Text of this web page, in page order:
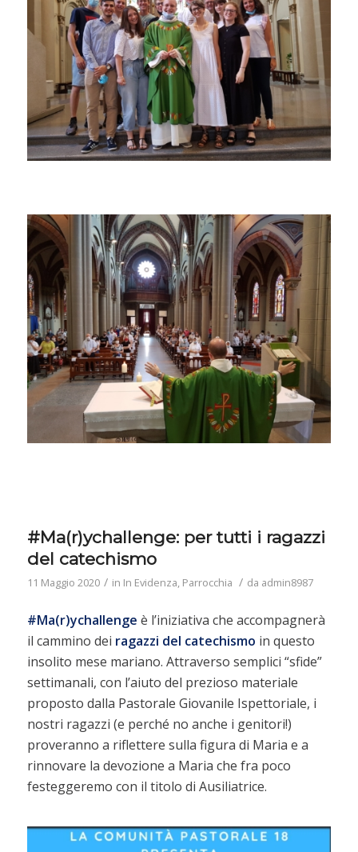
#Ma(r)ychallenge: per tutti i ragazzi
del catechismo
11 Maggio 2020 / in In Evidenza Parrocchia / da admin8987
#Ma(r)ychallenge è l’iniziativa che accompagnerà
il cammino dei ragazzi del catechismo in questo
insolito mese mariano. Attraverso semplici “sfide”
settimanali, con l’aiuto del prezioso materiale
proposto dalla Pastorale Giovanile Ispettoriale, i
nostri ragazzi (e perché no anche i genitori!)
proveranno a riflettere sulla figura di Maria e a
rinnovare la devozione a Maria che fra poco
festeggeremo con il titolo di Ausiliatrice.